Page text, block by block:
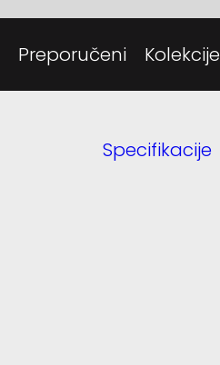
Preporučeni Kolekcije
Specifikacije